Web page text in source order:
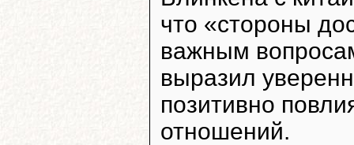
что «стороны
важным
выразил
позитивно
отношений.